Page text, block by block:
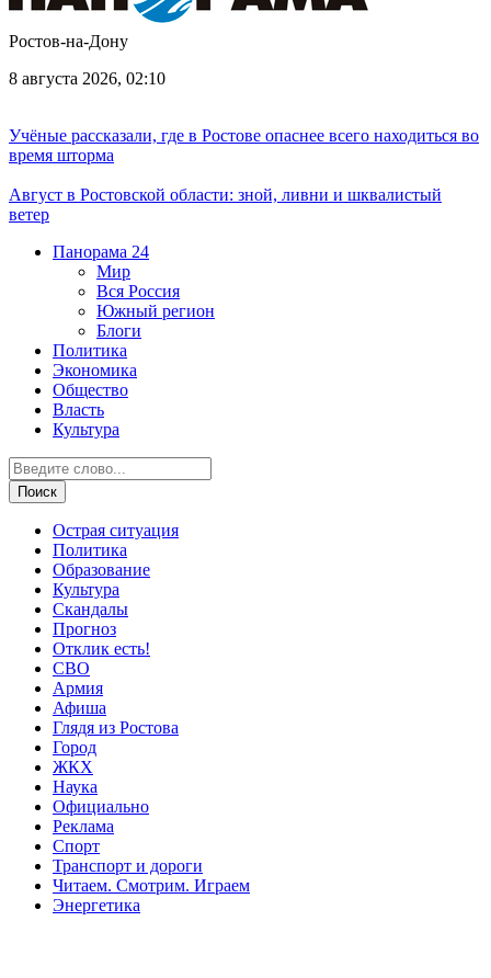
Ростов-на-Дону
8 августа 2026, 02:10
Учёные рассказали, где в Ростове опаснее всего находиться во
время шторма
Август в Ростовской области: зной, ливни и шквалистый
ветер
Панорама 24
Мир
Вся Россия
Южный регион
Блоги
Политика
Экономика
Общество
Власть
Культура
Острая ситуация
Политика
Образование
Культура
Скандалы
Прогноз
Отклик есть!
СВО
Армия
Афиша
Глядя из Ростова
Город
ЖКХ
Наука
Официально
Реклама
Спорт
Транспорт и дороги
Читаем. Смотрим. Играем
Энергетика